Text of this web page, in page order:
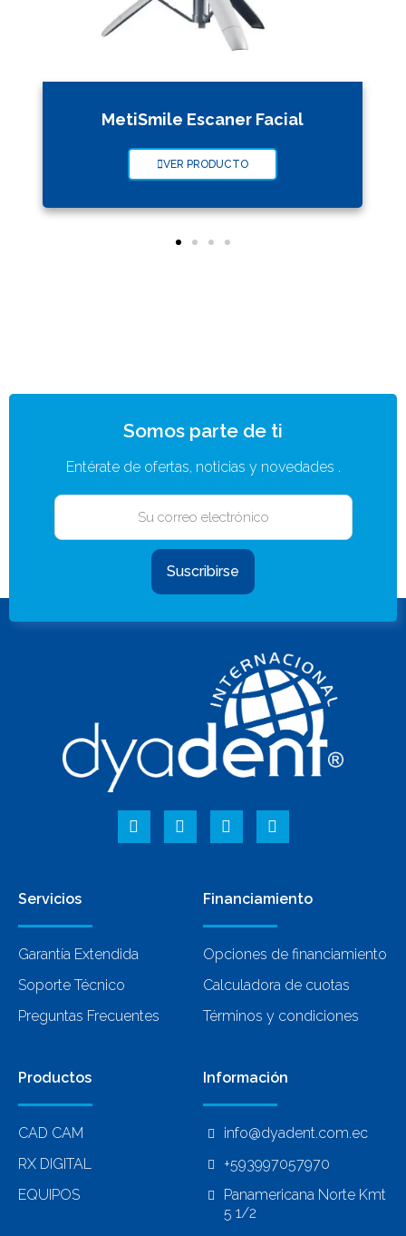
MetiSmile Escaner Facial
VER PRODUCTO
Somos parte de ti
Entérate de ofertas, noticias y novedades .
Suscribirse
Servicios
Garantía Extendida
Soporte Técnico
Preguntas Frecuentes
Financiamiento
Opciones de financiamiento
Calculadora de cuotas
Términos y condiciones
Productos
CAD CAM
RX DIGITAL
EQUIPOS
Información
info@dyadent.com.ec
+593997057970
Panamericana Norte Kmt
5 1/2